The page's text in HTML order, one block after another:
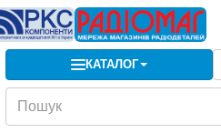
КАТАЛОГ